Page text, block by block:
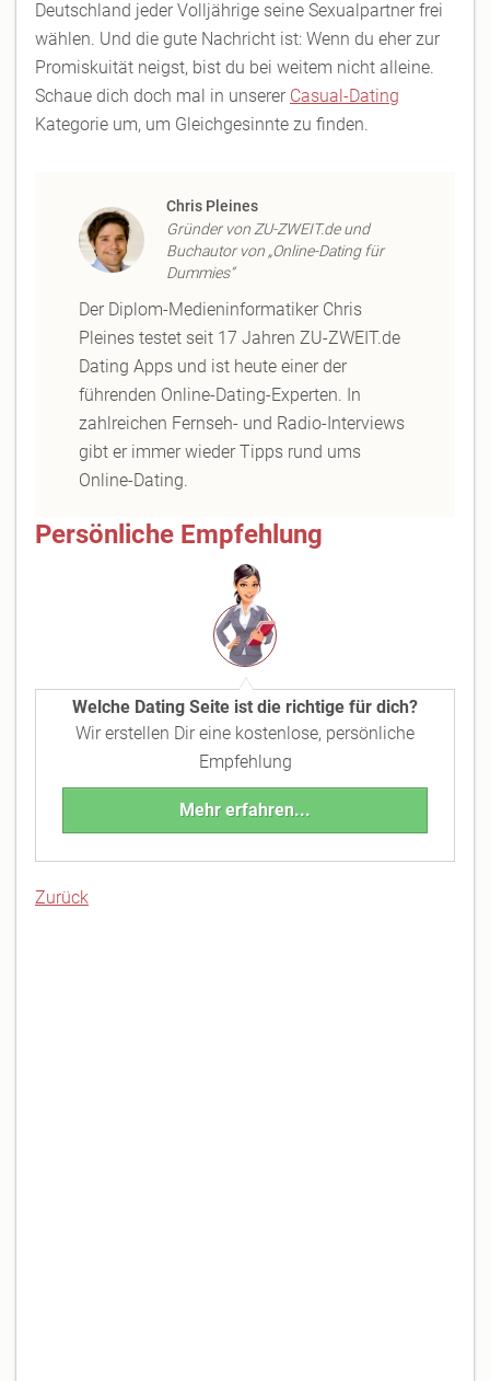
Deutschland jeder Volljährige seine Sexualpartner frei
wählen. Und die gute Nachricht ist: Wenn du eher zur
Promiskuität neigst, bist du bei weitem nicht alleine.
Schaue dich doch mal in unserer Casual-Dating
Kategorie um, um Gleichgesinnte zu finden.
Chris Pleines
Gründer von ZU-ZWEIT.de und
Buchautor von „Online-Dating für
Dummies“
Der Diplom-Medieninformatiker Chris
Pleines testet seit 17 Jahren ZU-ZWEIT.de
Dating Apps und ist heute einer der
führenden Online-Dating-Experten. In
zahlreichen Fernseh- und Radio-Interviews
gibt er immer wieder Tipps rund ums
Online-Dating.
Persönliche Empfehlung
Welche Dating Seite ist die richtige für dich?
Wir erstellen Dir eine kostenlose, persönliche
Empfehlung
Mehr erfahren...
Zurück